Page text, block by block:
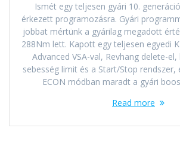
Ismét egy teljesen gyári 10.
érkezett programozásra. Gyári
jobbat mértünk a gyárilag megadott
288Nm lett. Kapott egy teljesen egyedi
Advanced VSA-val, Revhang delete-
sebesség limit és a Start/Stop rendszer,
ECON módban maradt a gyári
Read more